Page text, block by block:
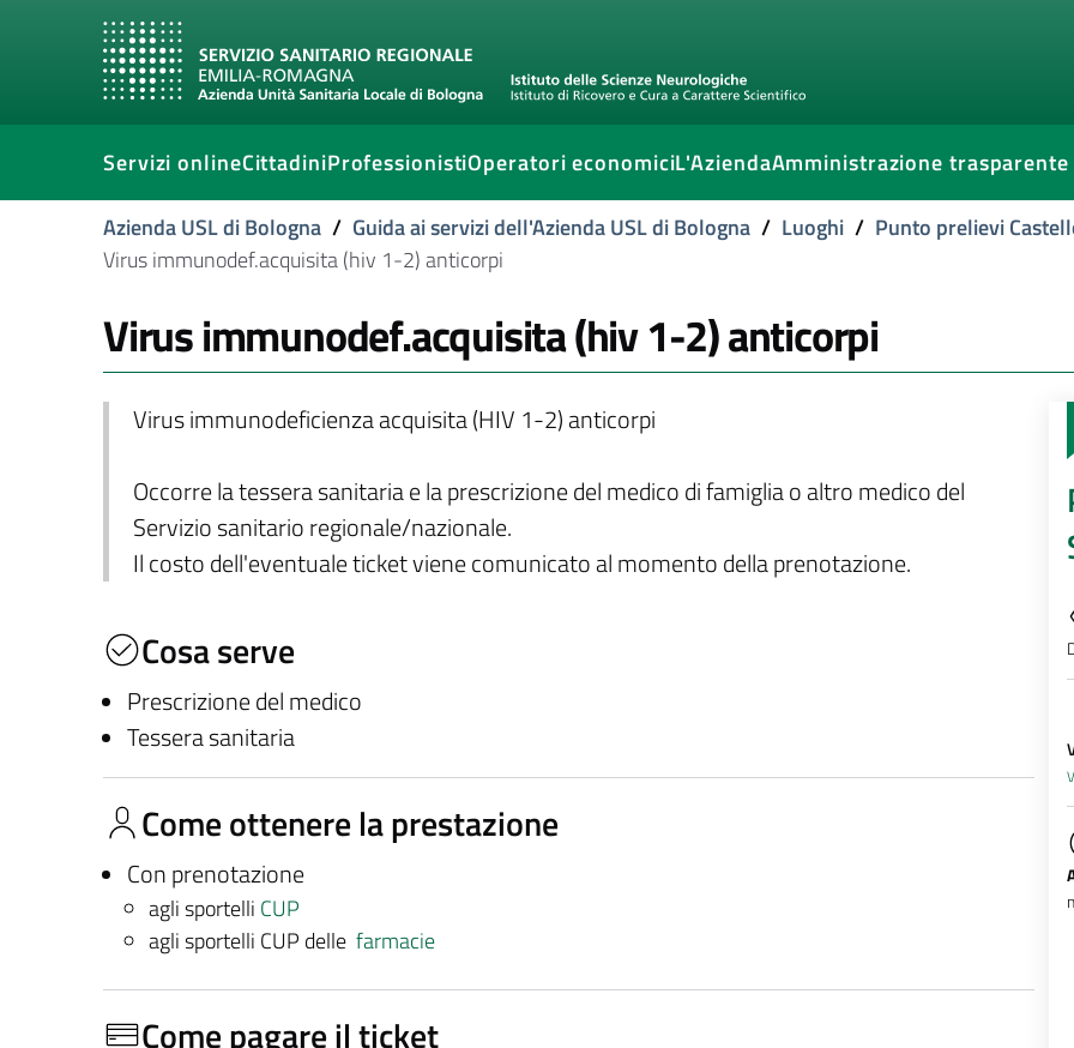
Servizi onlineCittadiniProfessionistiOperatori economiciL'AziendaAmministrazione trasparente
Azienda USL di Bologna / Guida ai servizi dell'Azienda USL di Bologna / Luoghi / Punto prelievi
Virus immunodef.acquisita (hiv 1-2) anticorpi
Virus immunodef.acquisita (hiv 1-2) anticorpi
Virus immunodeficienza acquisita (HIV 1-2) anticorpi
Occorre la tessera sanitaria e la prescrizione del medico di famiglia o altro medico del
Servizio sanitario regionale/nazionale.
Il costo dell'eventuale ticket viene comunicato al momento della prenotazione.
Cosa serve
Prescrizione del medico
Tessera sanitaria
Come ottenere la prestazione
Con prenotazione
agli sportelli CUP
agli sportelli CUP delle farmacie
Come pagare il ticket